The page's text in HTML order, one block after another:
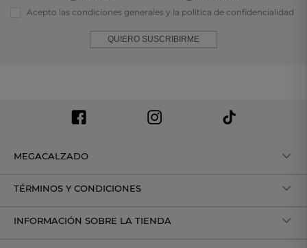
Acepto las condiciones generales y la política de confidencialidad
QUIERO SUSCRIBIRME
MEGACALZADO
TÉRMINOS Y CONDICIONES
INFORMACIÓN SOBRE LA TIENDA